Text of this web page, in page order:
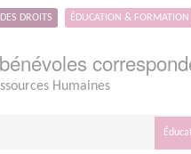
DROITS ÉDUCATION & FORMATION
Humaines